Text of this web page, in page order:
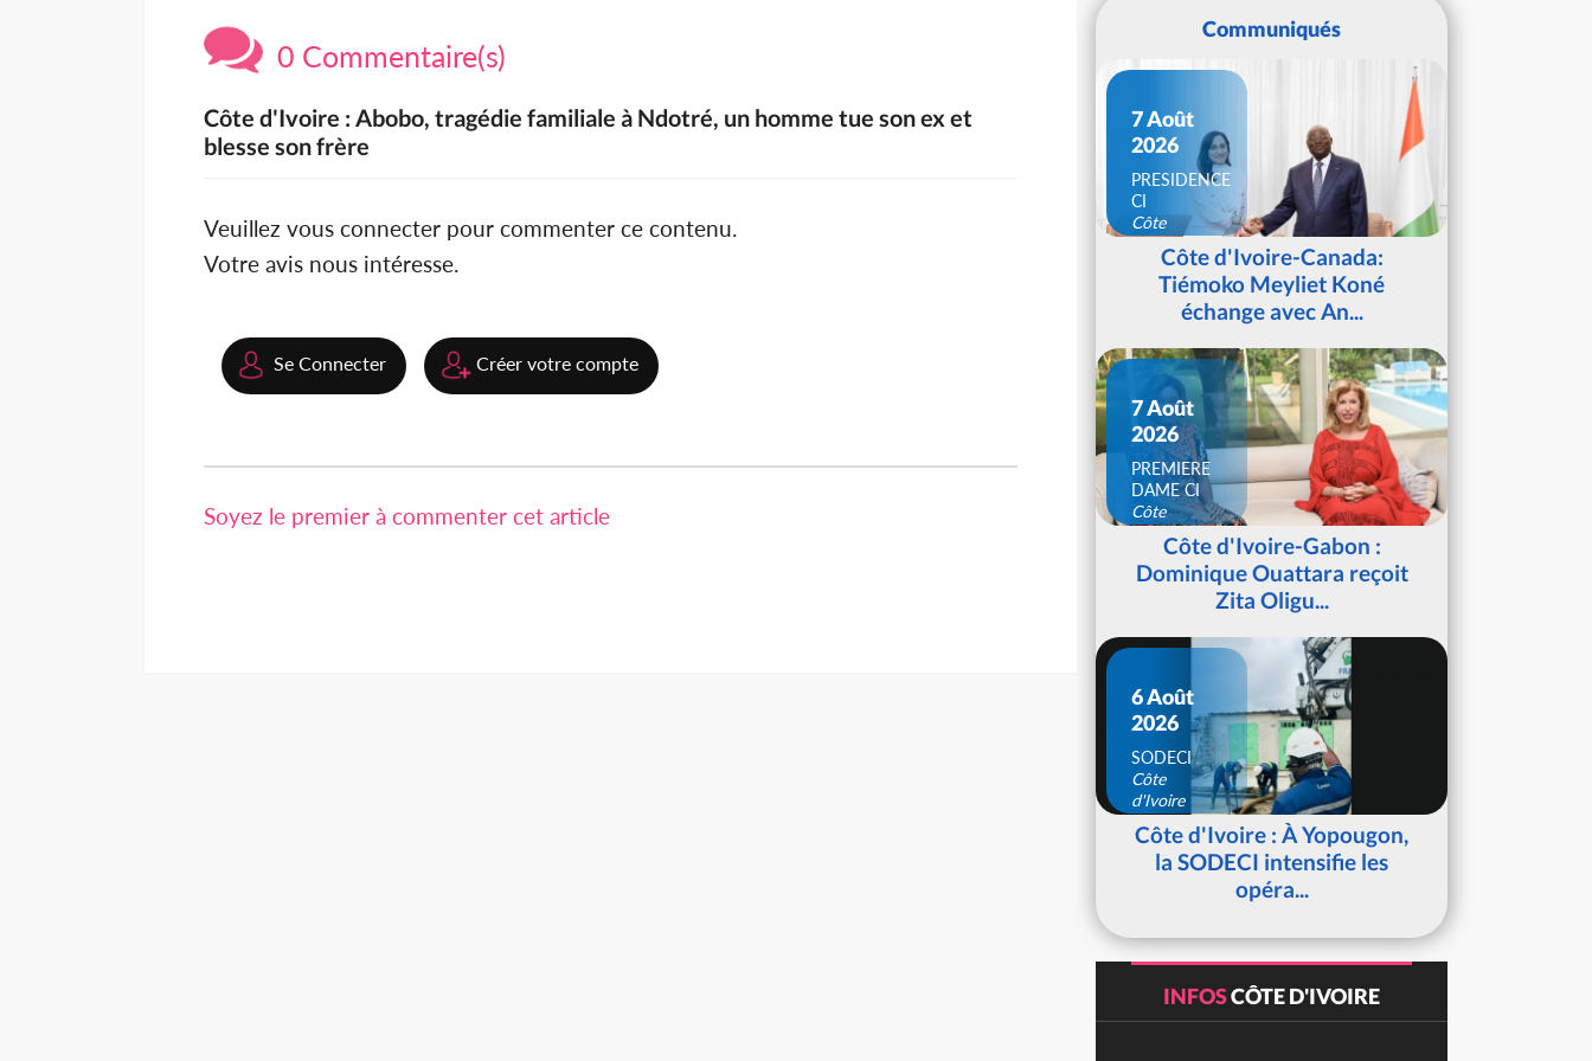
0 Commentaire(s)
Côte d'Ivoire : Abobo, tragédie familiale à Ndotré, un homme tue son ex et
blesse son frère
Veuillez vous connecter pour commenter ce contenu.
Votre avis nous intéresse.
Se Connecter Créer votre compte
Soyez le premier à commenter cet article
Communiqués
7 Août
2026
PRESIDENCE
CI
Côte
d'IvoireCôte d'Ivoire-Canada:
Tiémoko Meyliet Koné
échange avec An...
7 Août
2026
PREMIERE
DAME CI
Côte
d'IvoireCôte d'Ivoire-Gabon :
Dominique Ouattara reçoit
Zita Oligu...
6 Août
2026
SODECI
Côte
d'Ivoire
Côte d'Ivoire : À Yopougon,
la SODECI intensifie les
opéra...
INFOSCÔTE D'IVOIRE